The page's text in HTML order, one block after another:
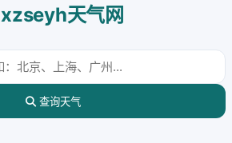
xzseyh天气网
查询天气